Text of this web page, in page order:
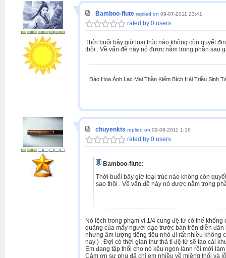
Bamboo-flute replied on 09-07-2011 23:41
rated by 0 users
Thời buổi bây giờ loại trúc nào không còn quyết
thôi . Về vấn đề này nó được nằm trong phần sau
Đào Hoa Ảnh Lạc Mai Thần Kiếm Bích Hải Triều Sinh
chuyenkts replied on 09-08-2011 1:16
rated by 0 users
Bamboo-flute:
Thời buổi bây giờ loại trúc nào không còn
sao thôi . Về vấn đề này nó được nằm trong
Nó lệch trong phạm vi 1/4 cung đệ tử có thể
quãng của mấy người dạo trước bàn trên diễn
nhưng âm lượng tiếng tiêu nhỏ đi rất nhiều không
nay ) . Đợi có thời gian thư thả tí đệ tử sẽ tạo cái
Em đang tập thổi cho nó kêu ngon lành rồi mới làm
Cảm ơn sư phụ đã chỉ em nhiều về miệng thổi và